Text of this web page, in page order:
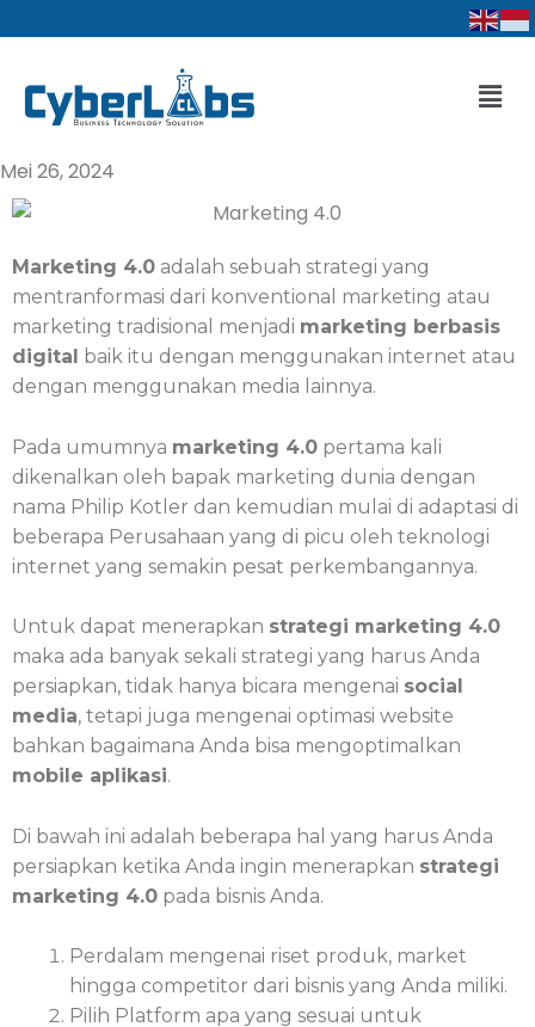
ke
Mei 26, 2024
Marketing 4.0 adalah sebuah strategi yang
mentranformasi dari konventional marketing atau
marketing tradisional menjadi marketing berbasis
digital baik itu dengan menggunakan internet atau
dengan menggunakan media lainnya.
Pada umumnya marketing 4.0 pertama kali
dikenalkan oleh bapak marketing dunia dengan
nama Philip Kotler dan kemudian mulai di adaptasi di
beberapa Perusahaan yang di picu oleh teknologi
internet yang semakin pesat perkembangannya.
Untuk dapat menerapkan strategi marketing 4.0
maka ada banyak sekali strategi yang harus Anda
persiapkan, tidak hanya bicara mengenai social
media, tetapi juga mengenai optimasi website
bahkan bagaimana Anda bisa mengoptimalkan
mobile aplikasi.
Di bawah ini adalah beberapa hal yang harus Anda
persiapkan ketika Anda ingin menerapkan strategi
marketing 4.0 pada bisnis Anda.
Perdalam mengenai riset produk, market
hingga competitor dari bisnis yang Anda miliki.
Pilih Platform apa yang sesuai untuk